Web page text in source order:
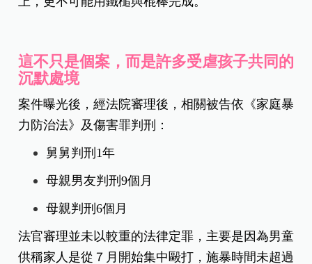
這不只是個案，而是許多受虐孩子共同的
沉默處境
案件曝光後，經法院審理後，相關被告依《家庭暴
力防治法》及傷害罪判刑：
舅舅判刑1年
母親男友判刑9個月
母親判刑6個月
法官審理並未以較重的法律定罪，主要是因為男童
供稱家人是從７月開始集中毆打，施暴時間未超過